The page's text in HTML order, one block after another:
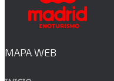
MAPA WEB